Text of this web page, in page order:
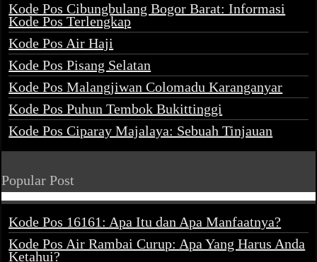
Kode Pos Cibungbulang Bogor Barat: Informasi
Kode Pos Terlengkap
Kode Pos Air Haji
Kode Pos Pisang Selatan
Kode Pos Malangjiwan Colomadu Karanganyar
Kode Pos Puhun Tembok Bukittinggi
Kode Pos Ciparay Majalaya: Sebuah Tinjauan
Popular Post
Kode Pos 16161: Apa Itu dan Apa Manfaatnya?
Kode Pos Air Rambai Curup: Apa Yang Harus Anda
Ketahui?